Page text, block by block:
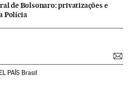
de Bolsonaro: privatizações e
Polícia
PAÍS Brasil